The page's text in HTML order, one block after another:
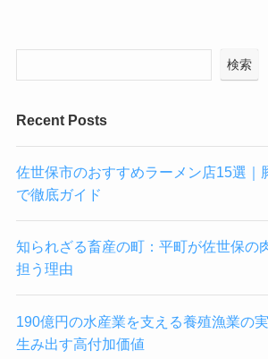
検索
Recent Posts
佐世保市のおすすめラーメン店15選｜
で徹底ガイド
知られざる畜産の町：平町が佐世保の
担う理由
190億円の水産業を支える養殖漁業の
生み出す高付加価値